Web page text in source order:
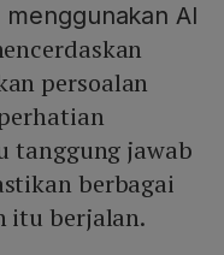
menggunakan AI
persoalan
tanggung jawab
berbagai
itu berjalan.